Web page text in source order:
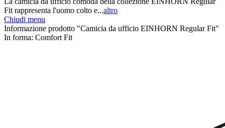
Fit rappresenta l'uomo colto e...altro
Chiudi menu
Informazione prodotto "Camicia da ufficio EINHORN Regular Fit"
In forma: Comfort Fit